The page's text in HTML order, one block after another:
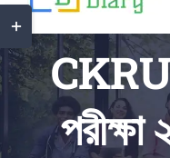
Toggle
Sliding
Bar
Area